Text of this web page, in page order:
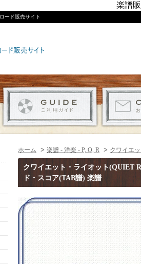
楽譜
ード販売サイト
ホーム > 楽譜 - 洋楽 - P, Q, R > クワイエ
クワイエット・ライオット(QUIET
ド・スコア(TAB譜) 楽譜